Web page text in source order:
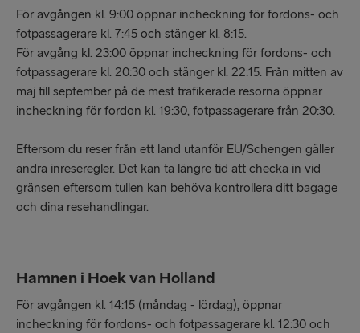
För avgången kl. 9:00 öppnar incheckning för fordons- och
fotpassagerare kl. 7:45 och stänger kl. 8:15.
För avgång kl. 23:00 öppnar incheckning för fordons- och
fotpassagerare kl. 20:30 och stänger kl. 22:15. Från mitten av
maj till september på de mest trafikerade resorna öppnar
incheckning för fordon kl. 19:30, fotpassagerare från 20:30.
Eftersom du reser från ett land utanför EU/Schengen gäller
andra inreseregler. Det kan ta längre tid att checka in vid
gränsen eftersom tullen kan behöva kontrollera ditt bagage
och dina resehandlingar.
Hamnen i Hoek van Holland
För avgången kl. 14:15 (måndag - lördag), öppnar
incheckning för fordons- och fotpassagerare kl. 12:30 och